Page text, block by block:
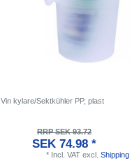
Vin kylare/Sektkühler PP, plast
RRP SEK 93.72
SEK 74.98 *
* Incl. VATexcl. Shipping